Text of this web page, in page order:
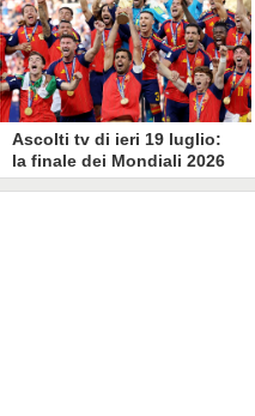
Ascolti tv di ieri 19 luglio:
la finale dei Mondiali 2026
Spagna-Argentina